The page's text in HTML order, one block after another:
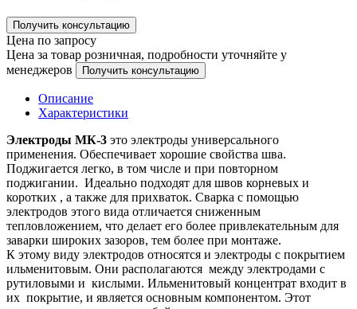
Получить консультацию
Цена по запросу
Цена за товар розничная, подробности уточняйте у
менеджеров
Получить консультацию
Описание
Характеристики
Электроды МК-3 это электроды универсального
применения. Обеспечивает хорошие свойства шва.
Поджигается легко, в том числе и при повторном
поджигании. Идеально подходят для швов корневых и
коротких , а также для прихваток. Сварка с помощью
электродов этого вида отличается сниженным
тепловложением, что делает его более привлекательным для
заварки широких зазоров, тем более при монтаже.
К этому виду электродов относятся и электроды с покрытием
ильменитовым. Они располагаются между электродами с
рутиловыми и кислыми. Ильменитовый концентрат входит в
их покрытие, и является основным компонентом. Этот